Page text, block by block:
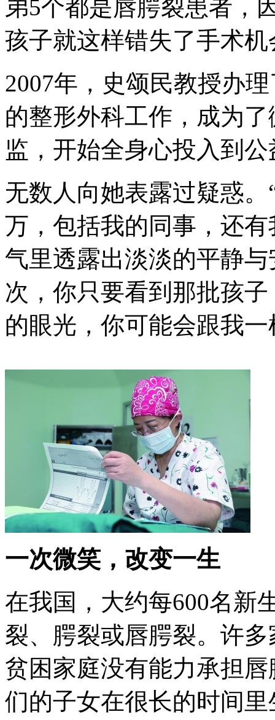
弟5个都是唇腭裂患者，
孩子就这样错失了手术机
2007年，史颂民教授办
的整形外科工作，成为
监，开始全身心投入到
无数人向她表露过疑惑
万，包括我的同事，还
气里透露出淡淡的平静
次，你只要看到那批孩
的眼光，你可能会跟我
一次微笑，改变一生
在我国，大约每600名新
裂、腭裂或唇腭裂。许
贫困家庭没有能力承担
们的子女在很长的时间